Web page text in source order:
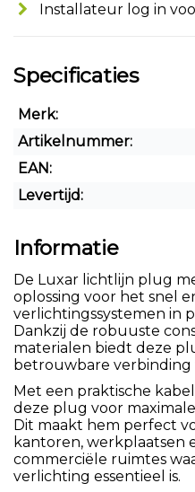
Installateur log in
Specificaties
Merk:
Artikelnummer:
EAN:
Levertijd:
Informatie
De Luxar lichtlijn plug
oplossing voor het snel
verlichtingssystemen in
Dankzij de robuuste
materialen biedt deze
betrouwbare verbinding
Met een praktische
deze plug voor
Dit maakt hem perfect
kantoren, werkplaatsen
commerciële ruimtes
verlichting essentieel is.